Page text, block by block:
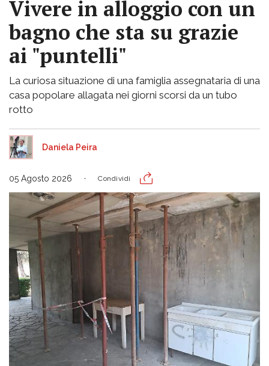
Vivere in alloggio con un
bagno che sta su grazie
ai "puntelli"
La curiosa situazione di una famiglia assegnataria di una
casa popolare allagata nei giorni scorsi da un tubo
rotto
Daniela Peira
05 Agosto 2026 Condividi